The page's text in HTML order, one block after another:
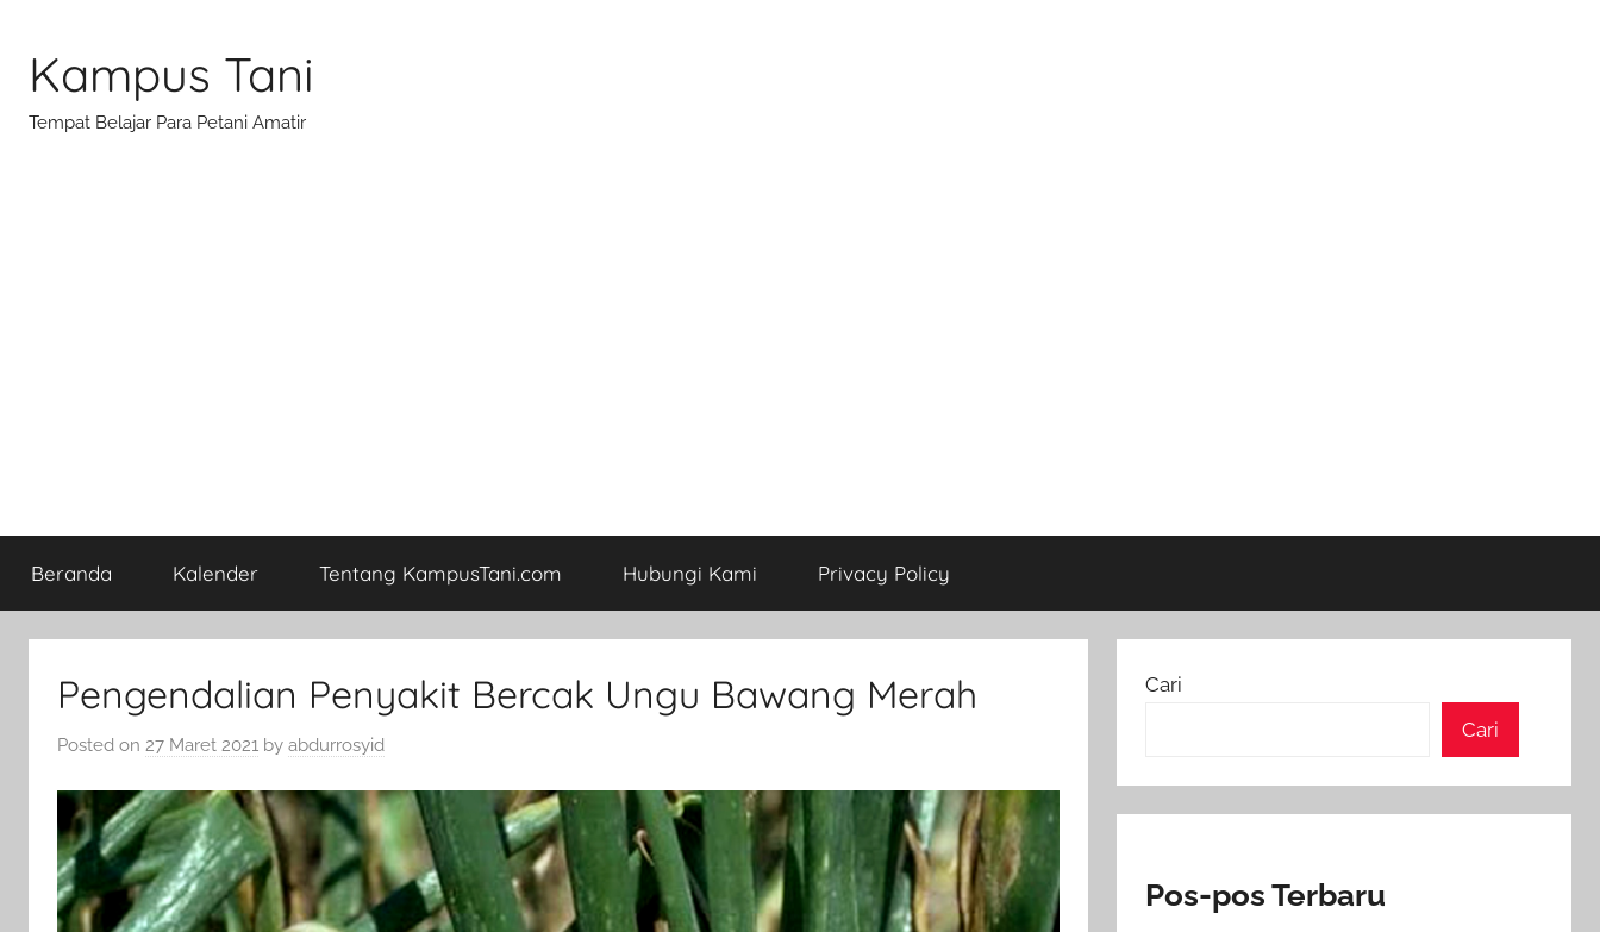
content
Kampus Tani
Tempat Belajar Para Petani Amatir
Beranda Kalender Tentang KampusTani.com Hubungi Kami Privacy Policy
Pengendalian Penyakit Bercak Ungu Bawang Merah
Posted on 27 Maret 2021 by abdurrosyid
Cari
Cari
Pos-pos Terbaru